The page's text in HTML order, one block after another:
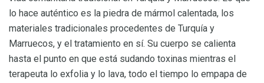
lo hace auténtico es la piedra de mármol calentada, los
materiales tradicionales procedentes de Turquía y
Marruecos, y el tratamiento en sí. Su cuerpo se calienta
hasta el punto en que está sudando toxinas mientras el
terapeuta lo exfolia y lo lava, todo el tiempo lo empapa de